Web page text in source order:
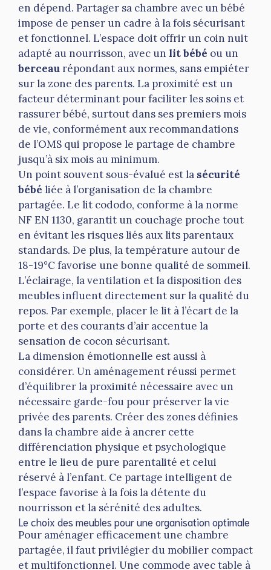
en dépend. Partager sa chambre avec un bébé
impose de penser un cadre à la fois sécurisant
et fonctionnel. L’espace doit offrir un coin nuit
adapté au nourrisson, avec un lit bébé ou un
berceau répondant aux normes, sans empiéter
sur la zone des parents. La proximité est un
facteur déterminant pour faciliter les soins et
rassurer bébé, surtout dans ses premiers mois
de vie, conformément aux recommandations
de l’OMS qui propose le partage de chambre
jusqu’à six mois au minimum.
Un point souvent sous-évalué est la sécurité
bébé liée à l’organisation de la chambre
partagée. Le lit cododo, conforme à la norme
NF EN 1130, garantit un couchage proche tout
en évitant les risques liés aux lits parentaux
standards. De plus, la température autour de
18-19°C favorise une bonne qualité de sommeil.
L’éclairage, la ventilation et la disposition des
meubles influent directement sur la qualité du
repos. Par exemple, placer le lit à l’écart de la
porte et des courants d’air accentue la
sensation de cocon sécurisant.
La dimension émotionnelle est aussi à
considérer. Un aménagement réussi permet
d’équilibrer la proximité nécessaire avec un
nécessaire garde-fou pour préserver la vie
privée des parents. Créer des zones définies
dans la chambre aide à ancrer cette
différenciation physique et psychologique
entre le lieu de pure parentalité et celui
réservé à l’enfant. Ce partage intelligent de
l’espace favorise à la fois la détente du
nourrisson et la sérénité des adultes.
Le choix des meubles pour une organisation optimale
Pour aménager efficacement une chambre
partagée, il faut privilégier du mobilier compact
et multifonctionnel. Une commode avec table à